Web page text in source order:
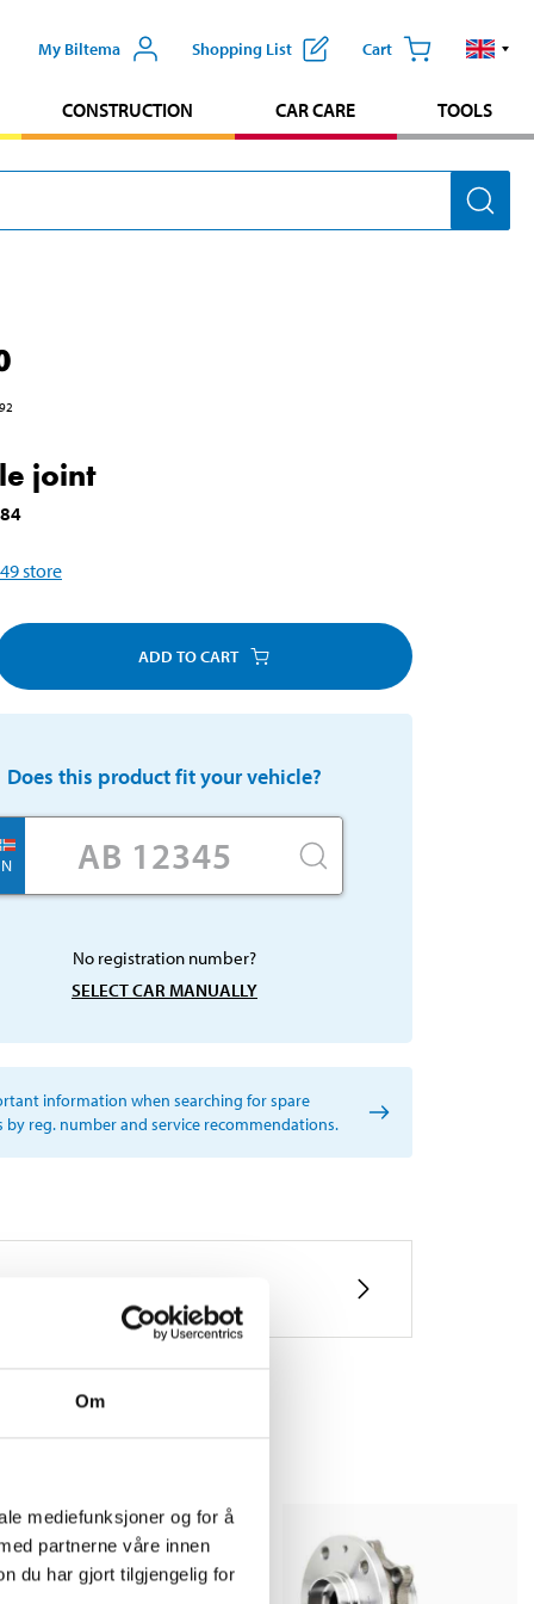
Om
mediefunksjoner og for å
partnerne våre innen
du har gjort tilgjengelig for
My Biltema Shopping List Cart
CONSTRUCTION CAR CARE TOOLS
joint
49store
ADD TO CART
Does this product fit your vehicle?
N
No registration number?
SELECT CAR MANUALLY
information when searching for spare
by reg. number and service recommendations.